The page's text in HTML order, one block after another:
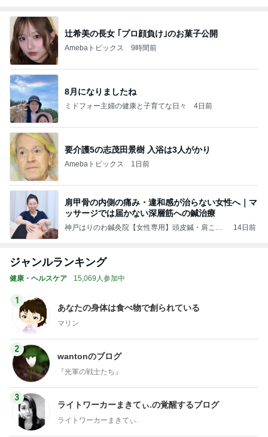
辻希美の長女 ｢プロ顔負け｣のお菓子公開
Amebaトピックス 9時間前
8月になりましたね
ミドフォー主婦の健康と子育てな日々 4日前
要介護5の志茂田景樹 入浴は3人がかり
Amebaトピックス 1日前
肩甲骨の内側の痛み・違和感が治らない女性へ｜マ
ッサージでは届かない深層筋への鍼治療
神戸はりのわ鍼灸院【女性専用】頭皮鍼・肩こ
14日前
ジャンルランキング
健康・ヘルスケア 15,069人参加中
1
あなたの身体は食べ物で創られている
マリン
2
wantonのブログ
『光軍の戦士たち』
3
ライトワーカーまきてぃ.の覚醒するブログ
ライトワーカーまきてぃ.